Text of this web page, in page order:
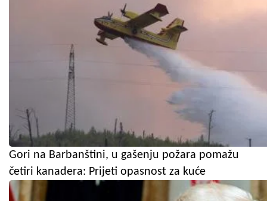
Gori na Barbanštini, u gašenju požara pomažu
četiri kanadera: Prijeti opasnost za kuće